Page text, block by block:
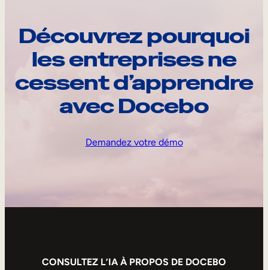
Découvrez pourquoi
les entreprises ne
cessent d’apprendre
avec Docebo
Demandez votre démo
CONSULTEZ L’IA À PROPOS DE DOCEBO